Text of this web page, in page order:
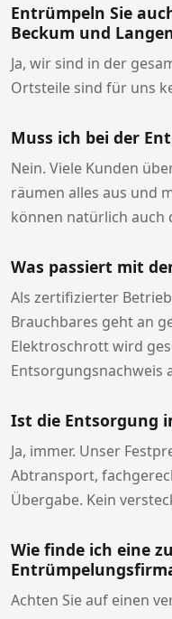
Entrümpeln Sie
Beckum und
Ja, wir sind in der
Ortsteile sind für uns
Muss ich bei der
Nein. Viele Kunden
räumen alles aus und
können natürlich auch
Was passiert mit
Als zertifizierter
Brauchbares geht an
Elektroschrott wird
Entsorgungsnachweis
Ist die Entsorgung
Ja, immer. Unser
Abtransport,
Übergabe. Kein
Wie finde ich eine
Achten Sie auf einen